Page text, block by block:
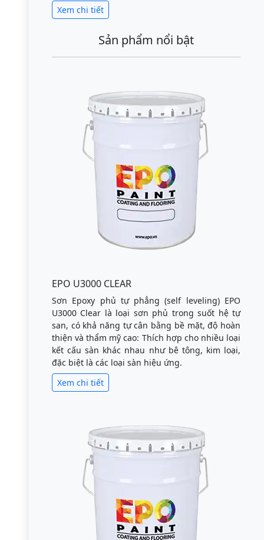
Xem chi tiết
Sản phẩm nổi bật
EPO U3000 CLEAR
Sơn Epoxy phủ tự phẳng (self leveling) EPO
U3000 Clear là loại sơn phủ trong suốt hệ tự
san, có khả năng tự cân bằng bề mặt, độ hoàn
thiện và thẩm mỹ cao: Thích hợp cho nhiều loại
kết cấu sàn khác nhau như bê tông, kim loại,
đặc biệt là các loại sàn hiệu ứng.
Xem chi tiết